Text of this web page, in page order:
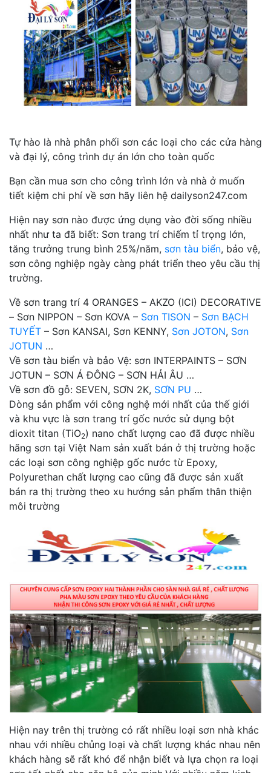
Tự hào là nhà phân phối sơn các loại cho các cửa hàng
và đại lý, công trình dự án lớn cho toàn quốc
Bạn cần mua sơn cho công trình lớn và nhà ở muốn
tiết kiệm chi phí về sơn hãy liên hệ dailyson247.com
Hiện nay sơn nào được ứng dụng vào đời sống nhiều
nhất như ta đã biết: Sơn trang trí chiếm tỉ trọng lớn,
tăng trưởng trung bình 25%/năm, sơn tàu biển, bảo vệ,
sơn công nghiệp ngày càng phát triển theo yêu cầu thị
trường.
Về sơn trang trí 4 ORANGES – AKZO (ICI) DECORATIVE
– Sơn NIPPON – Sơn KOVA – Sơn TISON – Sơn BẠCH
TUYẾT – Sơn KANSAI, Sơn KENNY, Sơn JOTON, Sơn
JOTUN …
Về sơn tàu biển và bảo Vệ: sơn INTERPAINTS – SƠN
JOTUN – SƠN Á ĐÔNG – SƠN HẢI ÂU …
Về sơn đồ gỗ: SEVEN, SƠN 2K, SƠN PU …
Dòng sản phẩm với công nghệ mới nhất của thế giới
và khu vực là sơn trang trí gốc nước sử dụng bột
dioxit titan (TiO2) nano chất lượng cao đã được nhiều
hãng sơn tại Việt Nam sản xuất bán ở thị trường hoặc
các loại sơn công nghiệp gốc nước từ Epoxy,
Polyurethan chất lượng cao cũng đã được sản xuất
bán ra thị trường theo xu hướng sản phẩm thân thiện
môi trường
Hiện nay trên thị trường có rất nhiều loại sơn nhà khác
nhau với nhiều chủng loại và chất lượng khác nhau nên
khách hàng sẽ rất khó để nhận biết và lựa chọn ra loại